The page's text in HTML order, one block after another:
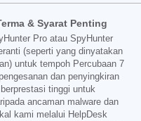
& Syarat Penting
Pro atau SpyHunter
(seperti yang dinyatakan
untuk tempoh Percubaan 7
dan penyingkiran
tinggi untuk
ancaman malware dan
kami melalui HelpDesk